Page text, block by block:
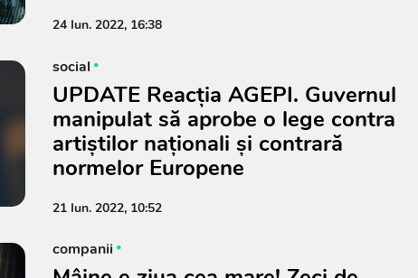
24 Iun. 2022, 16:38
social
UPDATE Reacția AGEPI. Guvernul
manipulat să aprobe o lege contra
artiștilor naționali și contrară
normelor Europene
21 Iun. 2022, 10:52
companii